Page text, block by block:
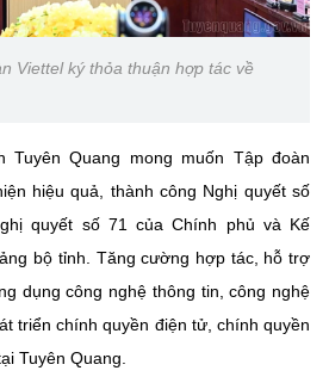
Viettel ký thỏa thuận hợp tác về
Tuyên Quang mong muốn Tập đoàn
hiệu quả, thành công Nghị quyết số
quyết số 71 của Chính phủ và Kế
bộ tỉnh. Tăng cường hợp tác, hỗ trợ
dụng công nghệ thông tin, công nghệ
triển chính quyền điện tử, chính quyền
Tuyên Quang.